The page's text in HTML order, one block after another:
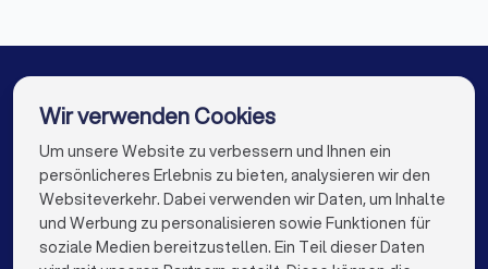
Mediatoren in München
Mediatoren in Frankfurt am Main
Mediatoren in Stuttgart
Mediatoren in Düsseldorf
Mediatoren in Dortmund
Mediatoren in Essen
Die besten Mediatoren für Sie
info@trustlocal.de
Wir verwenden Cookies
Um unsere Website zu verbessern und Ihnen ein
persönlicheres Erlebnis zu bieten, analysieren wir den
Websiteverkehr. Dabei verwenden wir Daten, um Inhalte
und Werbung zu personalisieren sowie Funktionen für
soziale Medien bereitzustellen. Ein Teil dieser Daten